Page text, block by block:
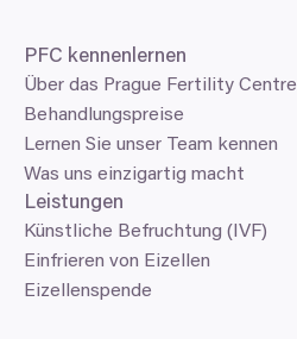
PFC kennenlernen
Über das Prague Fertility Centre
Was uns einzigartig macht
Lernen Sie unser Team kennen
Behandlungspreise
Leistungen
Künstliche Befruchtung (IVF)
Eizellenspende
Einfrieren von Eizellen